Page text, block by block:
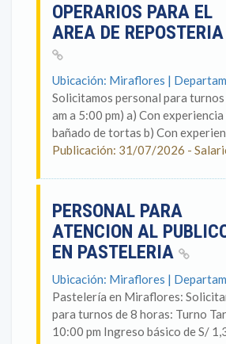
OPERARIOS PARA EL
AREA DE
Ubicación: Miraflores |
Solicitamos personal para
am a 5:00 pm) a) Con
bañado de tortas b) Con
Publicación: 31/07/2026 -
PERSONAL PARA
ATENCION AL
EN PASTELERIA
Ubicación: Miraflores |
Pastelería en Miraflores:
para turnos de 8 horas: Turno
10:00 pm Ingreso básico de S/